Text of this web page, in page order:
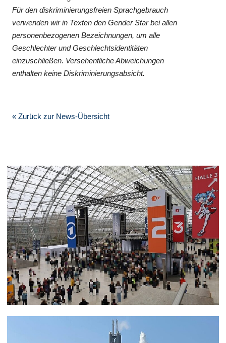
Für den diskriminierungsfreien Sprachgebrauch
verwenden wir in Texten den Gender Star bei allen
personenbezogenen Bezeichnungen, um alle
Geschlechter und Geschlechtsidentitäten
einzuschließen. Versehentliche Abweichungen
enthalten keine Diskriminierungsabsicht.
« Zurück zur News-Übersicht